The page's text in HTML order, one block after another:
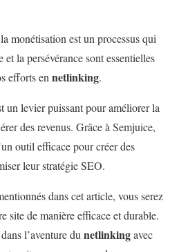
monétisation est un processus qui
la persévérance sont essentielles
efforts en netlinking.
un levier puissant pour améliorer la
des revenus. Grâce à Semjuice,
outil efficace pour créer des
leur stratégie SEO.
dans cet article, vous serez
site de manière efficace et durable.
l’aventure du netlinkingavec